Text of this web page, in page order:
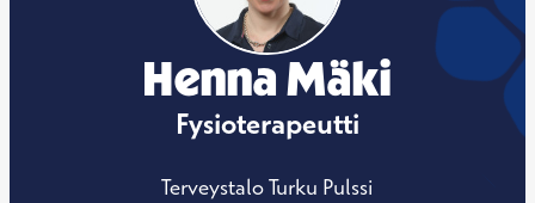
Henna Mäki
Fysioterapeutti
Terveystalo Turku Pulssi